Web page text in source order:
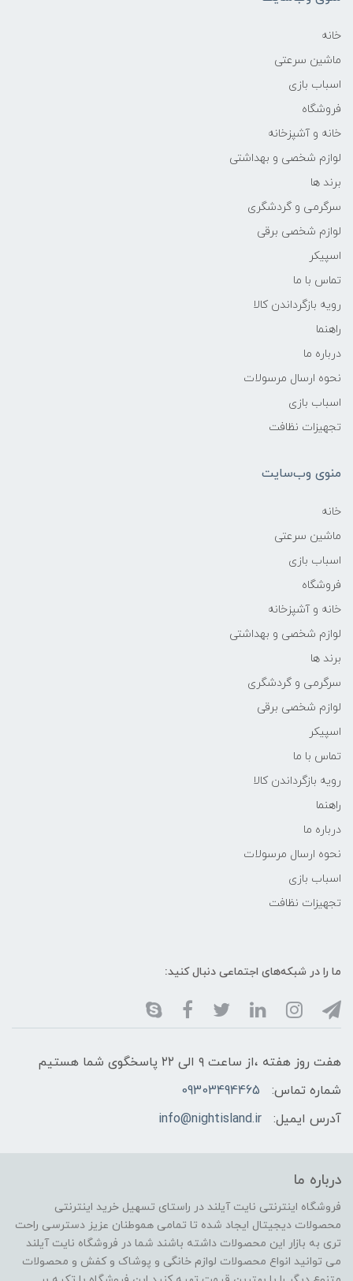
خانه
ماشین سرعتی
اسباب بازی
فروشگاه
خانه و آشپزخانه
لوازم شخصی و بهداشتی
برند ها
سرگرمی و گردشگری
لوازم شخصی برقی
اسپیکر
تماس با ما
رویه بازگرداندن کالا
راهنما
درباره ما
نحوه ارسال مرسولات
اسباب بازی
تجهیزات نظافت
منوی وب‌سایت
خانه
ماشین سرعتی
اسباب بازی
فروشگاه
خانه و آشپزخانه
لوازم شخصی و بهداشتی
برند ها
سرگرمی و گردشگری
لوازم شخصی برقی
اسپیکر
تماس با ما
رویه بازگرداندن کالا
راهنما
درباره ما
نحوه ارسال مرسولات
اسباب بازی
تجهیزات نظافت
ما را در شبکه‌های اجتماعی دنبال کنید:
هفت روز هفته ،از ساعت ۹ الی ۲۲ پاسخگوی شما هستیم
شماره تماس:
09303494465
آدرس ایمیل:
info@nightisland.ir
درباره ما
فروشگاه اینترنتی نایت آیلند در راستای تسهیل خرید اینترنتی
محصولات دیجیتال ایجاد شده تا تمامی هموطنان عزیز دسترسی راحت
تری به بازار این محصولات داشته باشند شما در فروشگاه نایت آیلند
می توانید انواع محصولات لوازم خانگی و پوشاک و کفش و محصولات